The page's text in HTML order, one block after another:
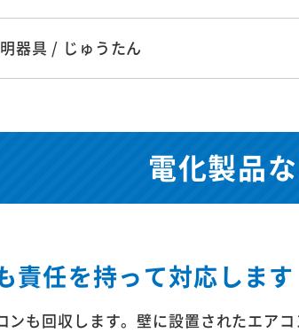
器具 / じゅうたん
電化製品
責任を持って対応します
ンも回収します。壁に設置されたエア